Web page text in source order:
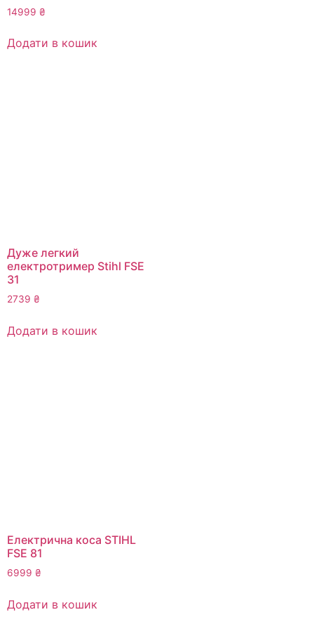
14999 ₴
Додати в кошик
Дуже легкий
електротример Stihl FSE
31
2739 ₴
Додати в кошик
Електрична коса STIHL
FSE 81
6999 ₴
Додати в кошик